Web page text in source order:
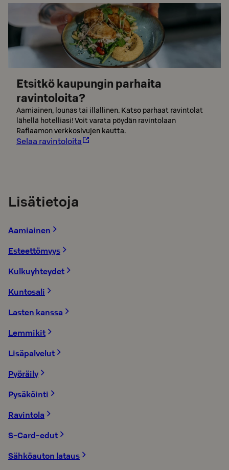
Etsitkö kaupungin parhaita
ravintoloita?
Aamiainen, lounas tai illallinen. Katso parhaat ravintolat
lähellä hotelliasi! Voit varata pöydän ravintolaan
Raflaamon verkkosivujen kautta.
Selaa ravintoloita
Lisätietoja
Aamiainen
Esteettömyys
Kulkuyhteydet
Kuntosali
Lasten kanssa
Lemmikit
Lisäpalvelut
Pyöräily
Pysäköinti
Ravintola
S-Card-edut
Sähköauton lataus